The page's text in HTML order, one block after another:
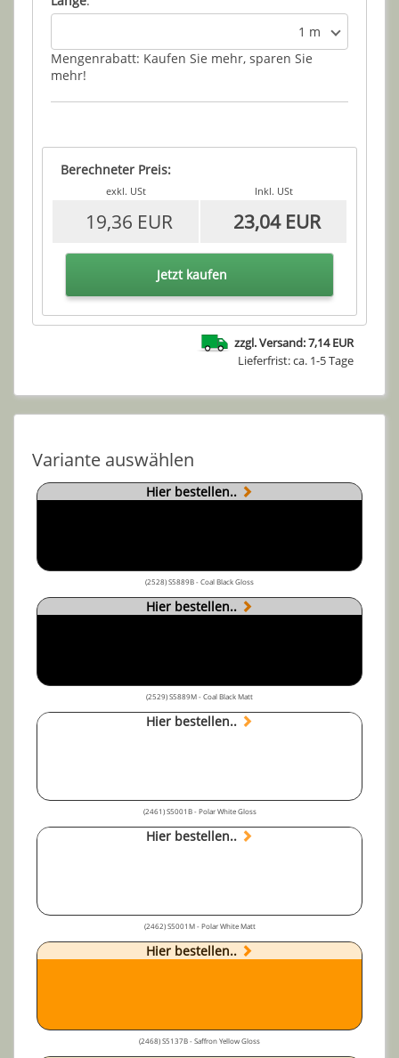
1 m
Mengenrabatt: Kaufen Sie mehr, sparen Sie
mehr!
Berechneter Preis:
exkl. USt Inkl. USt
19,36 EUR 23,04 EUR
Jetzt kaufen
zzgl. Versand: 7,14 EUR
Lieferfrist: ca. 1-5 Tage
Variante auswählen
Hier bestellen..
(2528) S5889B - Coal Black Gloss
Hier bestellen..
(2529) S5889M - Coal Black Matt
Hier bestellen..
(2461) S5001B - Polar White Gloss
Hier bestellen..
(2462) S5001M - Polar White Matt
Hier bestellen..
(2468) S5137B - Saffron Yellow Gloss